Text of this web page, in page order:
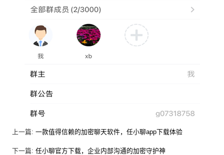
上一篇: 一款值得信赖的加密聊天软件，任小聊app下载体验
下一篇: 任小聊官方下载，企业内部沟通的加密守护神